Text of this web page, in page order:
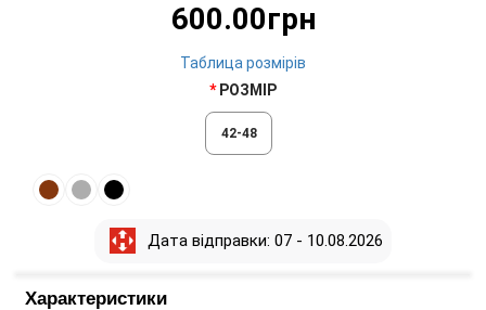
600.00грн
Таблица розмірів
РОЗМІР
42-48
Дата відправки: 07 - 10.08.2026
Характеристики